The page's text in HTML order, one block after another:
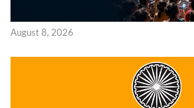
August 8, 2026